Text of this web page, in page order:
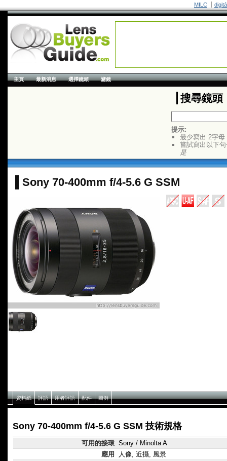
MILC
主頁 最新消息 選擇鏡頭 濾鏡
搜尋鏡頭
提示:
最少寫出 2字母
嘗試寫出以下
是
Sony 70-400mm f/4-5.6 G SSM
資料紙 評語 用者評語 配件 圖例
Sony 70-400mm f/4-5.6 G SSM 技術規格
可用的接環 Sony / Minolta A
應用
人像, 近攝, 風景